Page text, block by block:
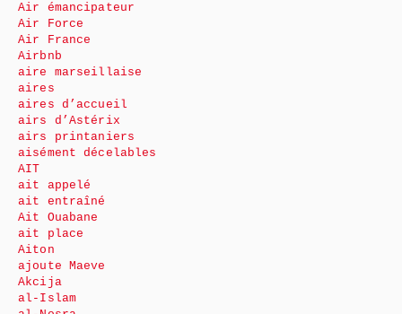
Air émancipateur
Air Force
Air France
Airbnb
aire marseillaise
aires
aires d’accueil
airs d’Astérix
airs printaniers
aisément décelables
AIT
ait appelé
ait entraîné
Ait Ouabane
ait place
Aiton
ajoute Maeve
Akcija
al-Islam